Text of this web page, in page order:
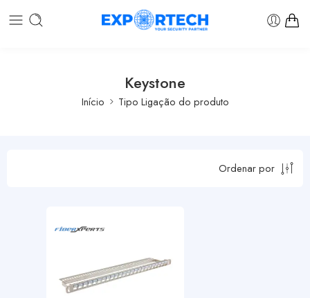
Keystone
Início Tipo Ligação do produto
Ordenar por